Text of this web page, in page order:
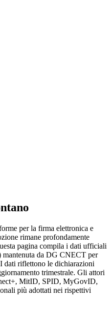
per la firma elettronica e
rimane profondamente
pagina compila i dati ufficiali
da DG CNECT per
dati riflettono le dichiarazioni
trimestrale. Gli attori
MitID, SPID, MyGovID,
più adottati nei rispettivi